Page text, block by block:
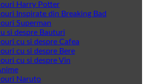
Harry Potter
Inspirate din Breaking Bad
Superman
si despre Bauturi
cu si despre Cafea
cu si despre Bere
cu si despre Vin
Naruto